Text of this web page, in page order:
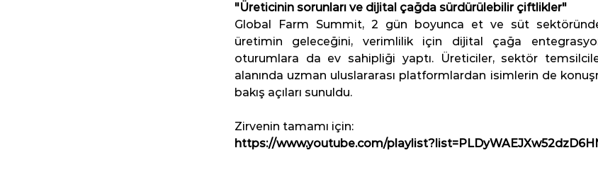
"Üreticinin sorunları ve dijital çağda sürdürülebilir çiftlikler"
Global Farm Summit, 2 gün boyunca et ve süt
üretimin geleceğini, verimlilik için dijital çağa
oturumlara da ev sahipliği yaptı. Üreticiler, sektör
alanında uzman uluslararası platformlardan isimlerin de
bakış açıları sunuldu.
Zirvenin tamamı için:
https://www.youtube.com/